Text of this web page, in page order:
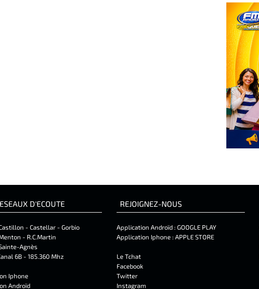
D'ECOUTE
- Castellar - Gorbio
- R.C.Martin
Agnès
6B - 185.360 Mhz
Iphone
Androïd
REJOIGNEZ-NOUS
Application Androïd : GOOGLE PLAY
Application Iphone : APPLE STORE
Le Tchat
Facebook
Twitter
Instagram